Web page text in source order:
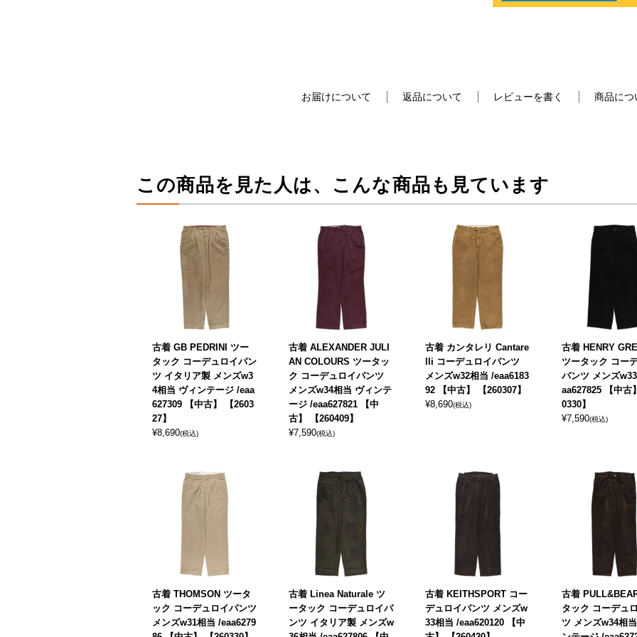
お届けについて 返品について レビューを書く 商品につ
この商品を見た人は、こんな商品も見ています
古着 GB PEDRINI ツー
タック コーデュロイパン
ツ イタリア製 メンズw3
4相当 ヴィンテージ /eaa
627309 【中古】 【2603
27】
¥8,690(税込)
古着 ALEXANDER JULI
AN COLOURS ツータッ
ク コーデュロイパンツ
メンズw34相当 ヴィンテ
ージ /eaa627821 【中
古】 【260409】
¥7,590(税込)
古着 カンタレリ Cantare
lli コーデュロイパンツ
メンズw32相当 /eaa6183
92 【中古】 【260307】
¥8,690(税込)
古着 HENRY
ツータック コー
パンツ メンズ
aa627825 【中古
0330】
¥7,590(税込)
古着 THOMSON ツータ
ック コーデュロイパンツ
メンズw31相当 /eaa6279
古着 Linea Naturale ツ
ータック コーデュロイパ
ンツ イタリア製 メンズw
古着 KEITHSPORT コー
デュロイパンツ メンズw
33相当 /eaa620120 【中
古着
タック コーデュ
ツ メンズw34相